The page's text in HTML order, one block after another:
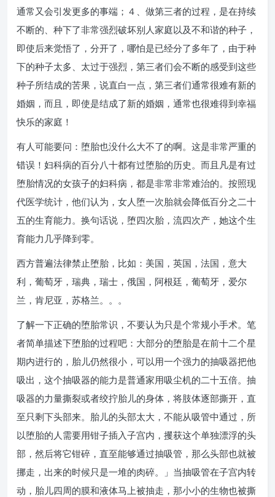
通常又会引发更多的事端；４、做第三者的过程，是在持续
不断的、种下了非常强烈破坏别人家庭以及不和谐的种子，
即使后来觉悟了，分开了，哪怕是已经分了多年了，由于种
下的种子太多、太过于强烈，第三者们会不断的感受到这些
种子所结成的苦果，说直白一点，第三者们通常很难有新的
婚姻，而且，即使是结成了新的婚姻，通常也很难得到幸福
快乐的家庭！
有人可能要问：堕胎也没什么大不了的啊。这是非常严重的
错误！妇科病的百分八十都有过堕胎的历史。而且凡是有过
堕胎情况的女孩子的妇科病，都是非常非常难治的。按照现
代医学统计，他们认为，女人堕一次胎就会降低百分之二十
五的生育能力。换句话说，堕四次胎，流四次产，她这个生
育能力几乎降到零。
西方普遍法律禁止堕胎，比如：美国，英国，法国，意大
利，葡萄牙，瑞典，瑞士，俄国，阿根廷，葡萄牙，爱尔
兰，肯尼亚，苏格兰。。。
了解一下正确的堕胎常识，不要认为只是个常规小手术。笔
者简单描述下堕胎的过程吧：大部分的堕胎是在前十二个星
期内进行的，胎儿仍然很小，可以用一个强力的抽吸器把他
吸出，这个抽吸器的能力是普通家用吸尘机的二十五倍。抽
吸器的力量撕裂或者绞拧胎儿的身体，将肢体逐部撕开，直
至只剩下头部来。胎儿的头部太大，不能从吸管中通过，所
以堕胎的人需要用钳子插入子宫内，攫获这个单独漂浮的头
部，然后将它钳碎，直至能够通过抽吸管，那么头部也就被
挪走，出来的时候只是一堆的肉碎。」当抽吸管在子宫内转
动，胎儿四周的膜和液体马上被抽走，那小小的生物也被撕